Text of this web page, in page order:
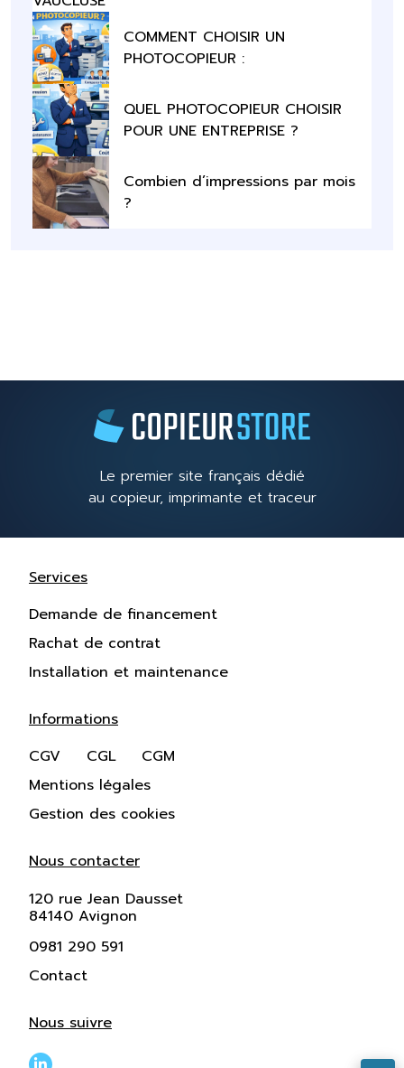
COMMENT CHOISIR UN
PHOTOCOPIEUR :
QUEL PHOTOCOPIEUR CHOISIR
POUR UNE ENTREPRISE ?
Combien d’impressions par mois
?
Le premier site français dédié
au copieur, imprimante et traceur
Services
Demande de financement
Rachat de contrat
Installation et maintenance
Informations
CGV
CGL
CGM
Mentions légales
Gestion des cookies
Nous contacter
120 rue Jean Dausset
84140 Avignon
0981 290 591
Contact
Nous suivre